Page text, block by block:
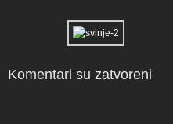
Komentari su zatvoreni